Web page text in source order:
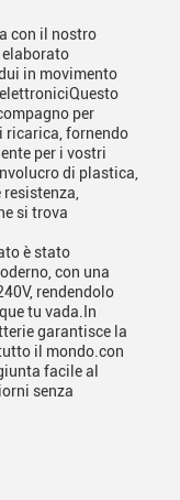
con il nostro
elaborato
in movimento
per
ricarica, fornendo
per i vostri
di plastica,
si trova
è stato
con una
rendendolo
tu vada.In
garantisce la
il mondo.con
facile al
senza